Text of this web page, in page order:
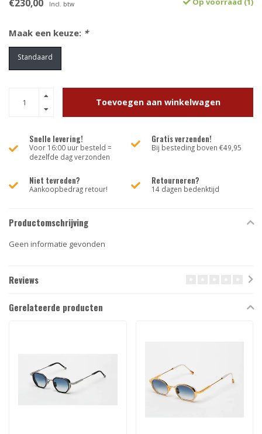
€230,00 Incl. btw
Maak een keuze: *
Standaard
Toevoegen aan winkelwagen
Snelle levering!
Voor 16:00 uur besteld =
dezelfde dag verzonden
Gratis verzenden!
Bij besteding boven €49,95
Niet tevreden?
Aankoopbedrag retour!
Retourneren?
14 dagen bedenktijd
Productomschrijving
Geen informatie gevonden
Reviews
Gerelateerde producten